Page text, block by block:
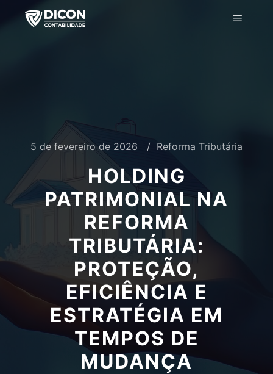
5 de fevereiro de 2026 Reforma Tributária
HOLDING
PATRIMONIAL NA
REFORMA
TRIBUTÁRIA:
PROTEÇÃO,
EFICIÊNCIA E
ESTRATÉGIA EM
TEMPOS DE
MUDANÇA